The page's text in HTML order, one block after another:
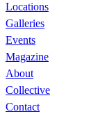
Locations
Galleries
Events
Magazine
About
Collective
Contact